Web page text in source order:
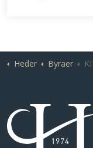
Heder Byraer